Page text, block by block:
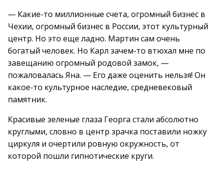
— Какие-то миллионные счета, огромный бизнес в
Чехии, огромный бизнес в России, этот культурный
центр. Но это еще ладно. Мартин сам очень
богатый человек. Но Карл зачем-то втюхал мне по
завещанию огромный родовой замок, —
пожаловалась Яна. — Его даже оценить нельзя! Он
какое-то культурное наследие, средневековый
памятник.
Красивые зеленые глаза Георга стали абсолютно
круглыми, словно в центр зрачка поставили ножку
циркуля и очертили ровную окружность, от
которой пошли гипнотические круги.